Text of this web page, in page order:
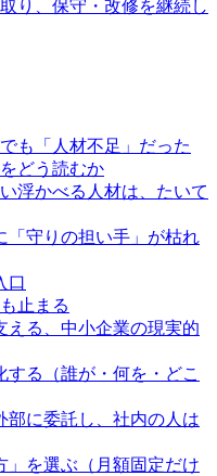
り、保守・改修を継続し
も「人材不足」だった
どう読むか
浮かべる人材は、たいて
「守りの担い手」が枯れ
口
止まる
える、中小企業の現実的
る（誰が・何を・どこ
部に委託し、社内の人は
」を選ぶ（月額固定だけ